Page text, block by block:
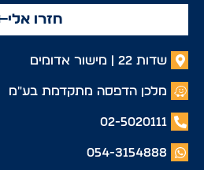
חזרו אלי
שדות 22 | מישור אדומים
מלכן הדפסה מתקדמת בע"מ
02-5020111
054-3154888